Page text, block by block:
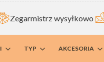
Zegarmistrz wysyłkowo
TYP AKCESORIA